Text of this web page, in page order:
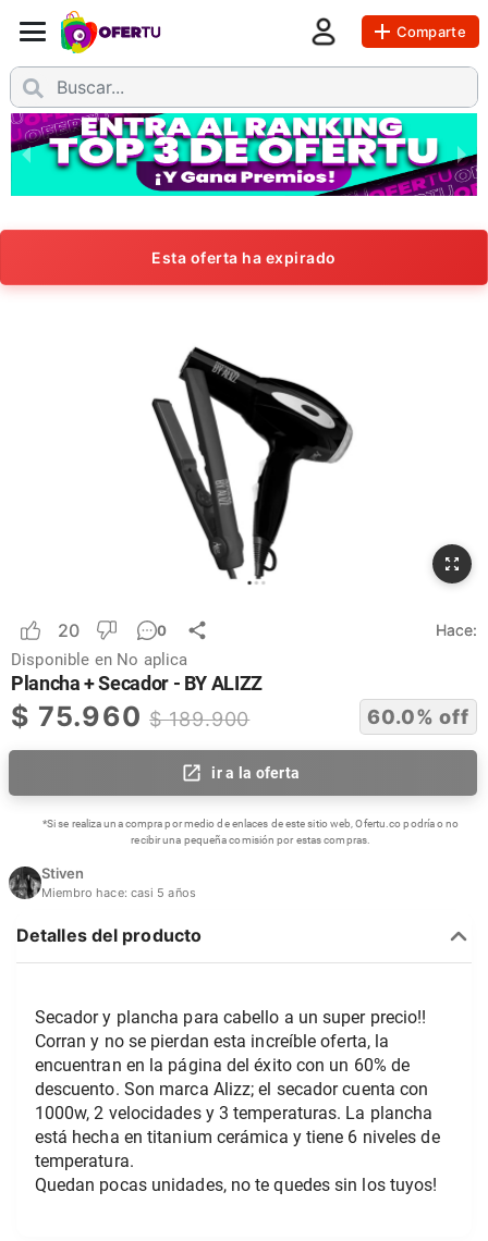
Comparte
Esta oferta ha expirado
20 0 Hace:
Disponible en No aplica
Plancha + Secador - BY ALIZZ
$ 75.960 $189.900 60.0% off
ir a la oferta
*Si se realiza una compra por medio de enlaces de este sitio web, Ofertu.co podría o no
recibir una pequeña comisión por estas compras.
Stiven
Miembro hace: casi 5 años
Detalles del producto
Secador y plancha para cabello a un super precio!!
Corran y no se pierdan esta increíble oferta, la
encuentran en la página del éxito con un 60% de
descuento. Son marca Alizz; el secador cuenta con
1000w, 2 velocidades y 3 temperaturas. La plancha
está hecha en titanium cerámica y tiene 6 niveles de
temperatura.
Quedan pocas unidades, no te quedes sin los tuyos!